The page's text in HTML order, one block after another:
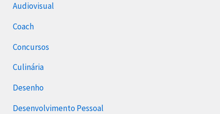
Audiovisual
Coach
Concursos
Culinária
Desenho
Desenvolvimento Pessoal